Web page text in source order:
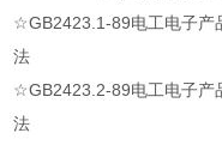
☆GB2423.1-89电工电子产
法
☆GB2423.2-89电工电子产
法